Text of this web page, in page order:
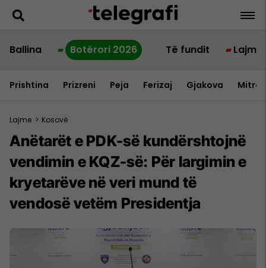
Ballina Botërori 2026 Të fundit Lajme
Prishtina Prizreni Peja Ferizaj Gjakova
Lajme > Kosovë
Anëtarët e PDK-së kundërshtojnë
vendimin e KQZ-së: Për largimin e
kryetarëve në veri mund të
vendosë vetëm Presidentja